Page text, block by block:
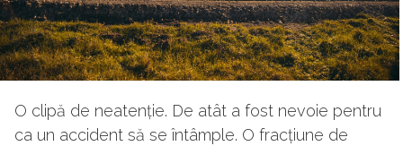
O clipă de neatenție. De atât a fost nevoie pentru
ca un accident să se întâmple. O fracțiune de